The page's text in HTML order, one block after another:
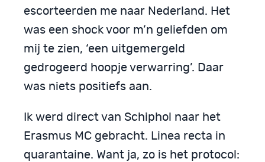
escorteerden me naar Nederland. Het
was een shock voor m’n geliefden om
mij te zien, ‘een uitgemergeld
gedrogeerd hoopje verwarring’. Daar
was niets positiefs aan.
Ik werd direct van Schiphol naar het
Erasmus MC gebracht. Linea recta in
quarantaine. Want ja, zo is het protocol: